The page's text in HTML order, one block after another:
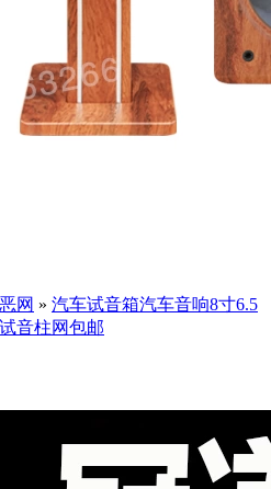
网 » 汽车试音箱汽车音响8寸6.5
音柱网包邮